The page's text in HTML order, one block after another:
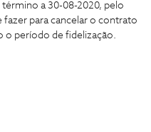
a 30-08-2020, pelo
para cancelar o contrato
o período de fidelização.